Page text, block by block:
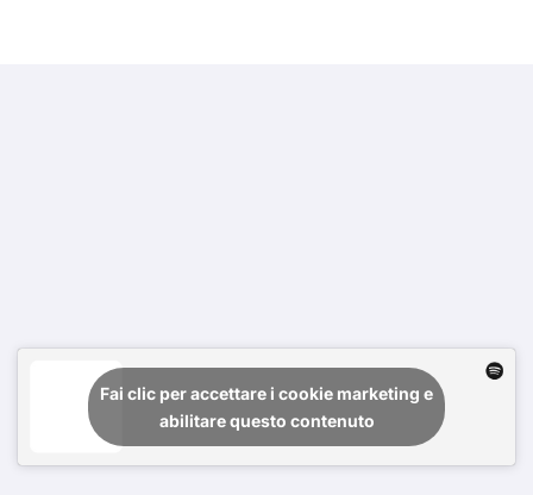
Fai clic per accettare i cookie marketing e
abilitare questo contenuto